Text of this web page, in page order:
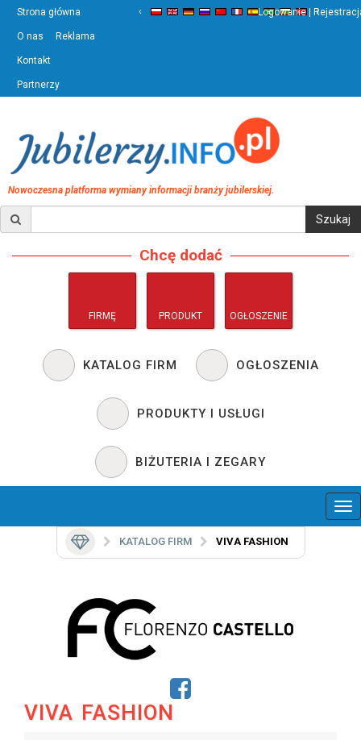
Strona główna
O nas Reklama
Kontakt
Partnerzy
‹ ›
Logowanie |
Nowoczesna platforma wymiany informacji branży jubilerskiej.
Chcę dodać
FIRMĘ PRODUKT OGŁOSZENIE
KATALOG FIRM OGŁOSZENIA
PRODUKTY I USŁUGI
BIŻUTERIA I ZEGARY
KATALOG FIRM VIVA FASHION
VIVA FASHION